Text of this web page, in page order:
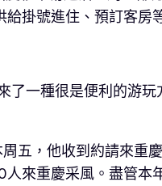
掛號進住、預訂客房
一種很是便利的游
五，他收到約請來重
來重慶采風。盡管本